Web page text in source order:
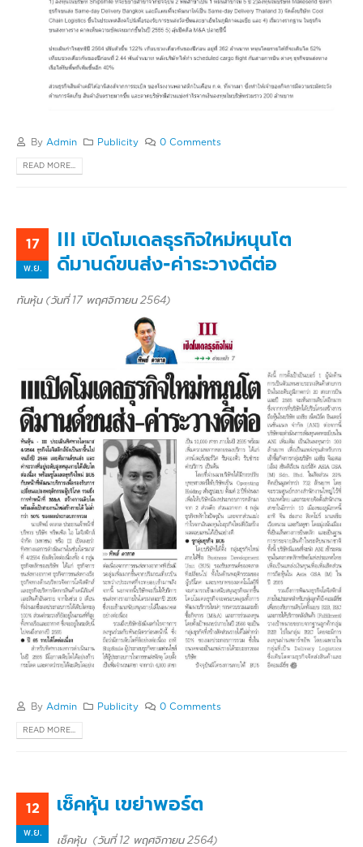
By Admin Publicity 0 Comments
READ MORE...
17
พ.ย.
III เปิดโมเดลธุรกิจใหม่หนุนโต
ดีมานด์ขนส่ง-ค่าระวางดีต่อ
ทันหุ้น (วันที่ 17 พฤศจิกายน 2564)
By Admin Publicity 0 Comments
READ MORE...
12
พ.ย.
เช็คหุ้น เขย่าพอร์ต
เช็คหุ้น (วันที่ 12 พฤศจิกายน 2564)